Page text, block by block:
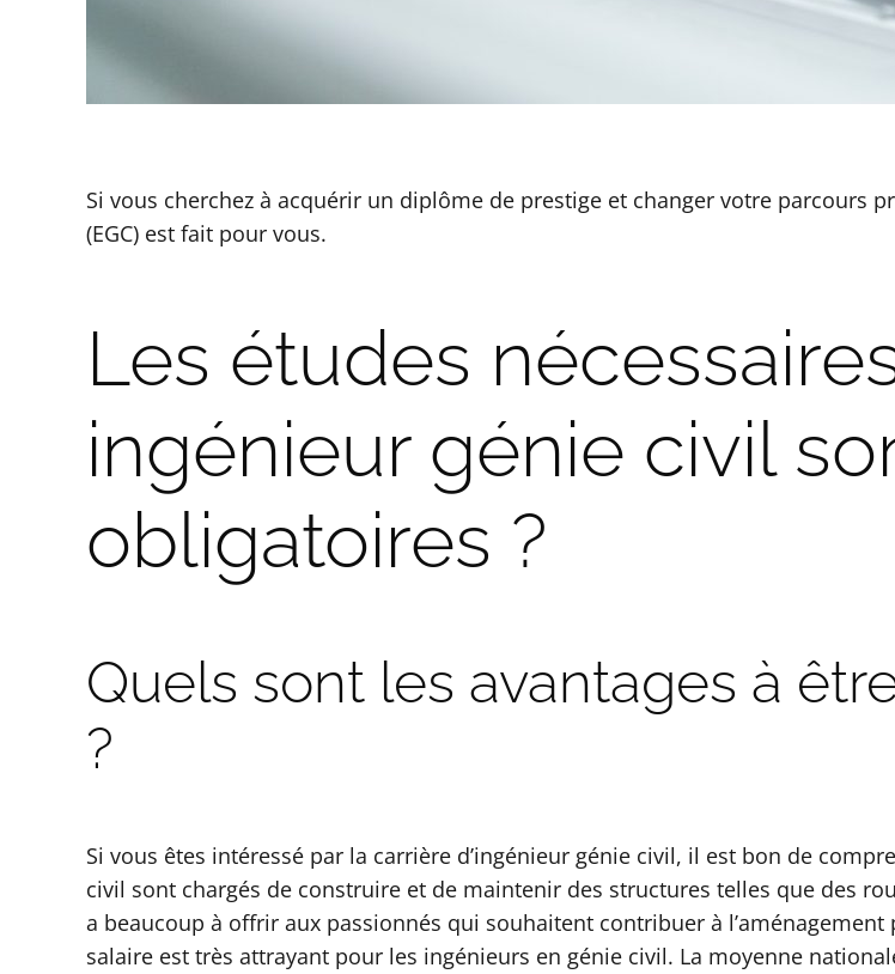
Si vous cherchez à acquérir un diplôme de prestige et changer votre parcours
(EGC) est fait pour vous.
Les études
ingénieur génie civil
obligatoires ?
Quels sont les avantages à
?
Si vous êtes intéressé par la carrière d’ingénieur génie civil, il est bon de
civil sont chargés de construire et de maintenir des structures telles que des
a beaucoup à offrir aux passionnés qui souhaitent contribuer à
salaire est très attrayant pour les ingénieurs en génie civil. La moyenne